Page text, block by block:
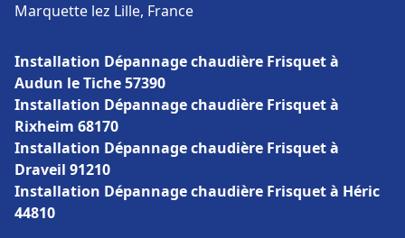
Marquette lez Lille, France
Installation Dépannage chaudière Frisquet à
Audun le Tiche 57390
Installation Dépannage chaudière Frisquet à
Rixheim 68170
Installation Dépannage chaudière Frisquet à
Draveil 91210
Installation Dépannage chaudière Frisquet à Héric
44810